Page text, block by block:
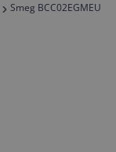
Smeg BCC02EGMEU